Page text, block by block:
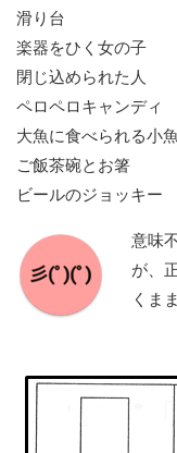
滑り台
楽器をひく女の子
閉じ込められた人
ペロペロキャンディ
大魚に食べられる小魚
ご飯茶碗とお箸
ビールのジョッキー
意味
が、
くま